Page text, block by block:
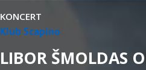
KONCERT
Klub Scapino
LIBOR ŠMOLDAS